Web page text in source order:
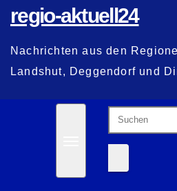
regio-aktuell24
Nachrichten aus den
Landshut, Deggendorf und